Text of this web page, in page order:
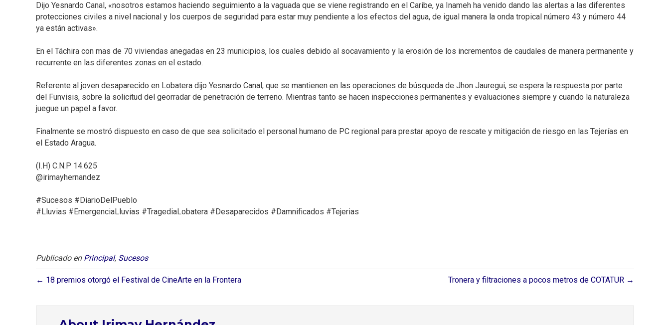
Dijo Yesnardo Canal, «nosotros estamos haciendo seguimiento a la vaguada que se viene registrando en el Caribe, ya Inameh ha venido dando las alertas a las diferentes
protecciones civiles a nivel nacional y los cuerpos de seguridad para estar muy pendiente a los efectos del agua, de igual manera la onda tropical número 43 y número 44
ya están activas».⁣
En el Táchira con mas de 70 viviendas anegadas en 23 municipios, los cuales debido al socavamiento y la erosión de los incrementos de caudales de manera permanente y
recurrente en las diferentes zonas en el estado.⁣
Referente al joven desaparecido en Lobatera dijo Yesnardo Canal, que se mantienen en las operaciones de búsqueda de Jhon Jauregui, se espera la respuesta por parte
del Funvisis, sobre la solicitud del georradar de penetración de terreno. Mientras tanto se hacen inspecciones permanentes y evaluaciones siempre y cuando la naturaleza
juegue un papel a favor.⁣
Finalmente se mostró dispuesto en caso de que sea solicitado el personal humano de PC regional para prestar apoyo de rescate y mitigación de riesgo en las Tejerías en
el Estado Aragua. ⁣
(I.H) C.N.P 14.625⁣
@irimayhernandez⁣
#Sucesos #DiarioDelPueblo⁣
#Lluvias #EmergenciaLluvias #TragediaLobatera #Desaparecidos #Damnificados #Tejerias⁣
Publicado en Principal, Sucesos
← 18 premios otorgó el Festival de CineArte en la Frontera Tronera y filtraciones a pocos metros de COTATUR →